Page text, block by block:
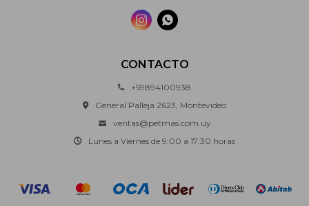
CONTACTO
+59894100938
General Palleja 2623, Montevideo
ventas@petmas.com.uy
Lunes a Viernes de 9:00 a 17:30 horas
 